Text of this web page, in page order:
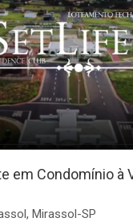
em Condomínio à
Mirassol-SP